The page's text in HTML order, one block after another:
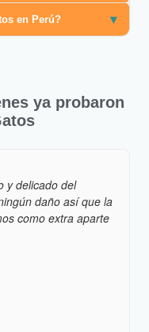
en Perú? ▾
ya probaron
y delicado del
daño así que la
como extra aparte